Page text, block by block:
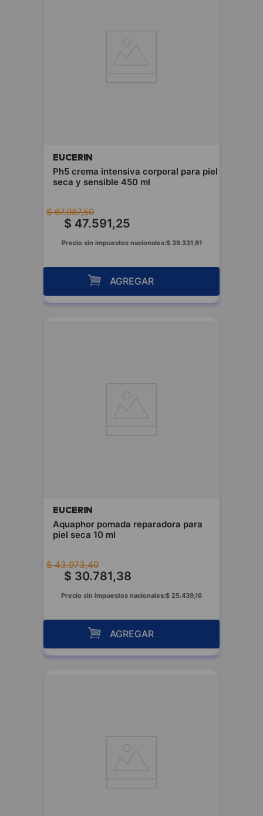
EUCERIN
Ph5 crema intensiva corporal para piel
seca y sensible 450 ml
$ 67.987,50
$ 47.591,25
Precio sin impuestos nacionales:$ 39.331,61
AGREGAR
EUCERIN
Aquaphor pomada reparadora para
piel seca 10 ml
$ 43.973,40
$ 30.781,38
Precio sin impuestos nacionales:$ 25.439,16
AGREGAR